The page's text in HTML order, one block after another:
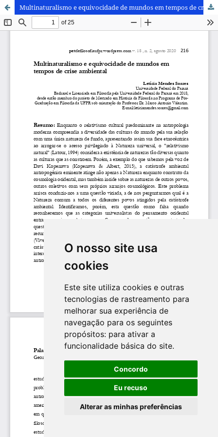
O nosso site usa
cookies
Este site utiliza cookies e outras
tecnologias de rastreamento para
melhorar sua experiência de
navegação para os seguintes
propósitos: para ativar a
funcionalidade básica do site.
Concordo
Eu recuso
Alterar as minhas preferências
Multinaturalismo e equivocidade de mundos em tempos de crise ambiental